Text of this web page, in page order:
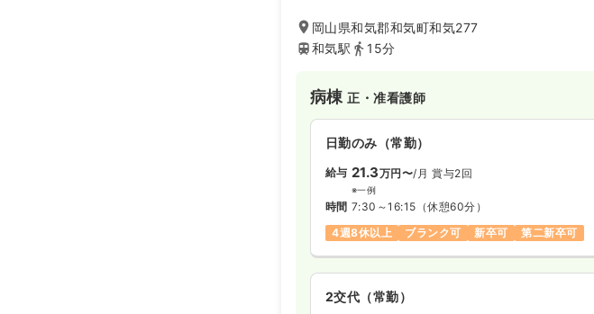
ます。一般病棟では重症な肺炎、感染症、消化器疾
患などの患者様や、手術が必要な骨折の患者様な
ど、急性期の治療を主としています。
岡山県和気郡和気町和気277
和気駅
15分
病棟正・准看護師
日勤のみ（常勤）
給与 21.3万円〜/月 賞与2回
※一例
時間 7:30～16:15 （休憩60分）
4週8休以上
ブランク可 新卒可 第二新卒可
2交代（常勤）